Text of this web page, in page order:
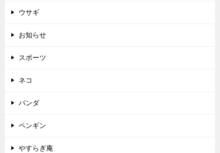
ウサギ
お知らせ
スポーツ
ネコ
パンダ
ペンギン
やすらぎ庵